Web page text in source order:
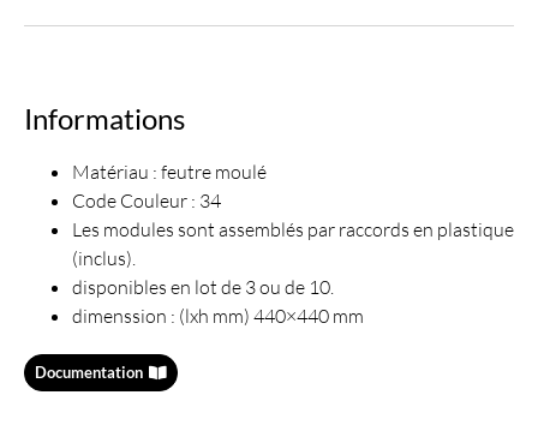
Informations
Matériau : feutre moulé
Code Couleur : 34
Les modules sont assemblés par raccords en plastique
(inclus).
disponibles en lot de 3 ou de 10.
dimenssion : (lxh mm) 440×440 mm
Documentation